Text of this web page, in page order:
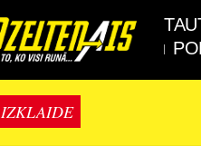
IZKLAIDE